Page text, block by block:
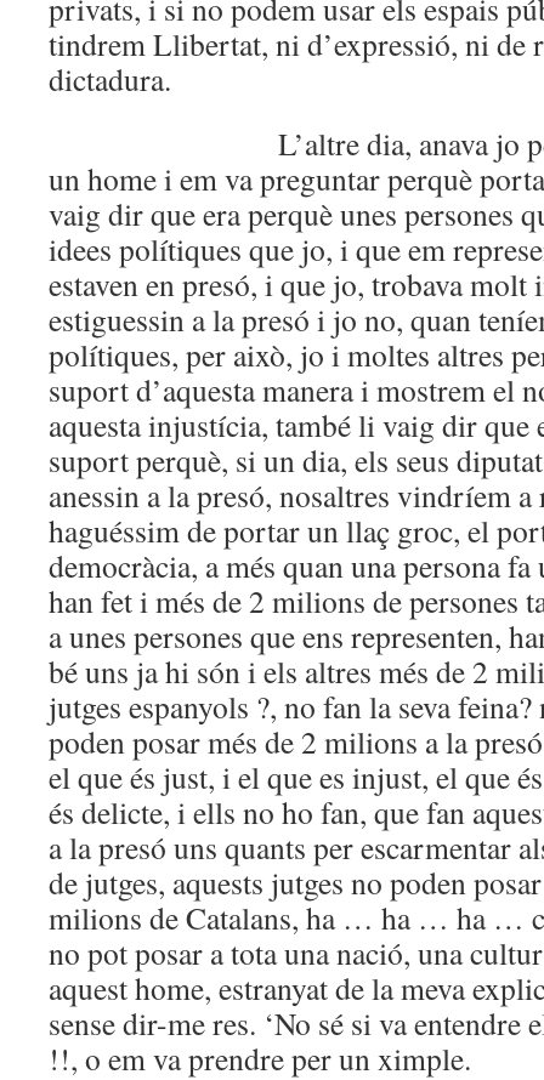
privats, i si no podem usar els espais
tindrem Llibertat, ni d’expressió, ni de
dictadura.
L’altre dia, anava jo pel
un home i em va preguntar perquè
vaig dir que era perquè unes persones
idees polítiques que jo, i que em
estaven en presó, i que jo, trobava molt
estiguessin a la presó i jo no, quan
polítiques, per això, jo i moltes altres
suport d’aquesta manera i mostrem el
aquesta injustícia, també li vaig dir
suport perquè, si un dia, els seus
anessin a la presó, nosaltres vindríem
haguéssim de portar un llaç groc, el
democràcia, a més quan una persona
han fet i més de 2 milions de persones
a unes persones que ens representen,
bé uns ja hi són i els altres més de 2
jutges espanyols ?, no fan la seva
poden posar més de 2 milions a la
el que és just, i el que es injust, el que
és delicte, i ells no ho fan, que fan
a la presó uns quants per escarmentar
de jutges, aquests jutges no poden
milions de Catalans, ha … ha … ha …
no pot posar a tota una nació, una
aquest home, estranyat de la meva
sense dir-me res. ‘No sé si va
!!, o em va prendre per un ximple.